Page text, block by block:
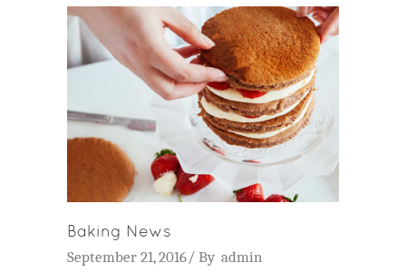
Baking News
September 21, 2016 By admin